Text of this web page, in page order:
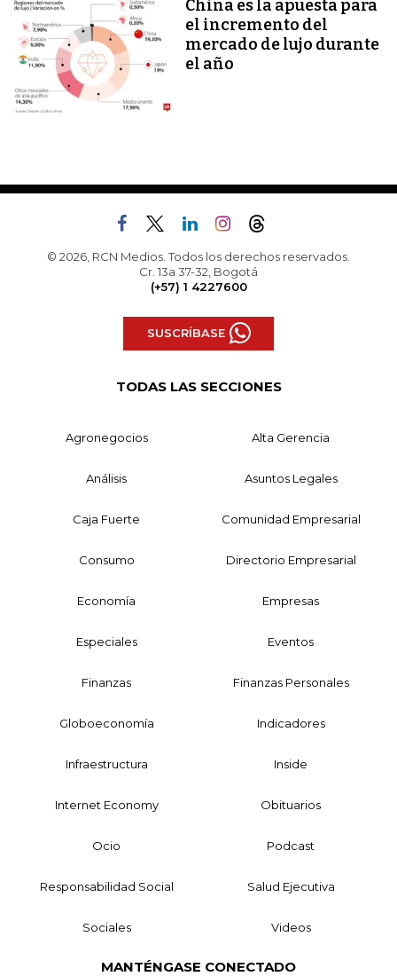
China es la apuesta para
el incremento del
mercado de lujo durante
el año
© 2026, RCN Medios. Todos los derechos reservados.
Cr. 13a 37-32, Bogotá
(+57) 1 4227600
SUSCRÍBASE
TODAS LAS SECCIONES
Agronegocios Alta Gerencia
Análisis Asuntos Legales
Caja Fuerte Comunidad Empresarial
Consumo Directorio Empresarial
Economía Empresas
Especiales Eventos
Finanzas Finanzas Personales
Globoeconomía Indicadores
Infraestructura Inside
Internet Economy Obituarios
Ocio Podcast
Responsabilidad Social Salud Ejecutiva
Sociales Videos
MANTÉNGASE CONECTADO